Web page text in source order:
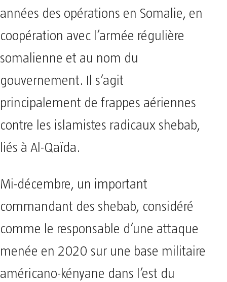
années des opérations en Somalie, en
coopération avec l’armée régulière
somalienne et au nom du
gouvernement. Il s’agit
principalement de frappes aériennes
contre les islamistes radicaux shebab,
liés à Al-Qaïda.
Mi-décembre, un important
commandant des shebab, considéré
comme le responsable d’une attaque
menée en 2020 sur une base militaire
américano-kényane dans l’est du